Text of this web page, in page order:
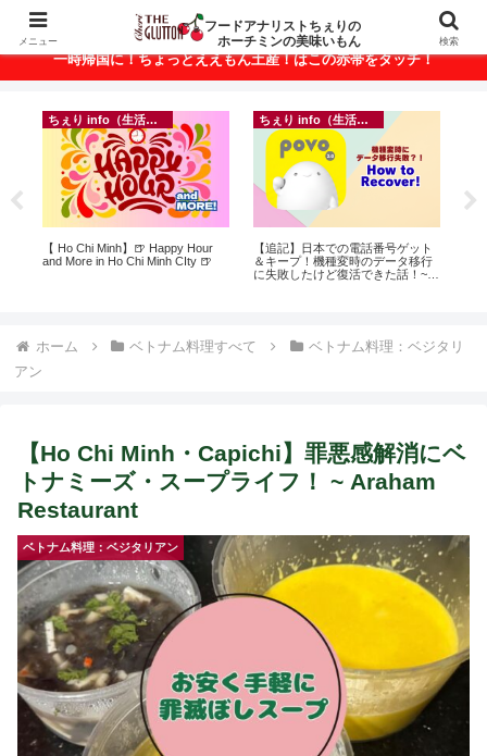
ベトナム・ホーチミンの美味いもんが満載！
一時帰国に！ちょっとええもん土産！はこの赤帯をタッチ！
ちぇり info（生活情報）
【 Ho Chi Minh】🍺 Happy Hour
and More in Ho Chi Minh CIty 🍺
ちぇり info（生活情報）
【追記】日本での電話番号ゲット
＆キープ！機種変時のデータ移行
に失敗したけど復活できた話！~
ホーム ベトナム料理すべて
ベトナム料理：ベジタリ
アン
【Ho Chi Minh・Capichi】罪悪感解消にベ
トナミーズ・スープライフ！ ~ Araham
Restaurant
ベトナム料理：ベジタリアン
メニュー
フードアナリストちぇりの
ホーチミンの美味いもん
検索